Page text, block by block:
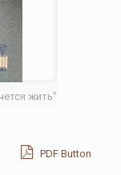
жить"
PDF Button